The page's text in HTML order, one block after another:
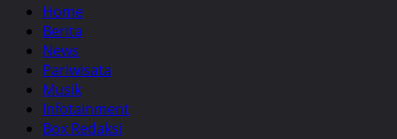
Home
Berita
News
Pariwisata
Musik
Infotainment
Box Redaksi